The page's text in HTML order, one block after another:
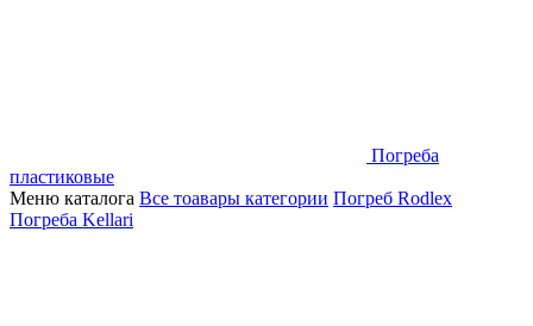
Погреба
пластиковые
Меню каталога Все тоавары категории Погреб Rodlex
Погреба Kellari